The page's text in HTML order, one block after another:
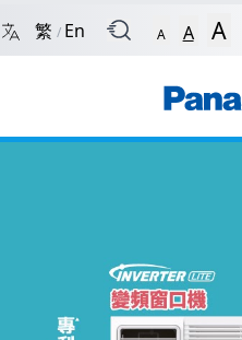
回到首頁 跳到捷徑選
繁 / En A A A
主導航選單